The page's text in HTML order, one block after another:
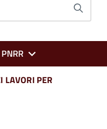
LAVORI PER